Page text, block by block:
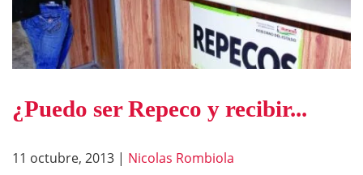
¿Puedo ser Repeco y recibir...
11 octubre, 2013 | Nicolas Rombiola